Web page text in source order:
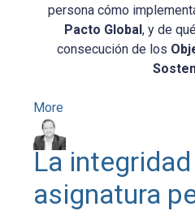
persona cómo
Pacto Global, y de
consecución de los
More
La
asignatura